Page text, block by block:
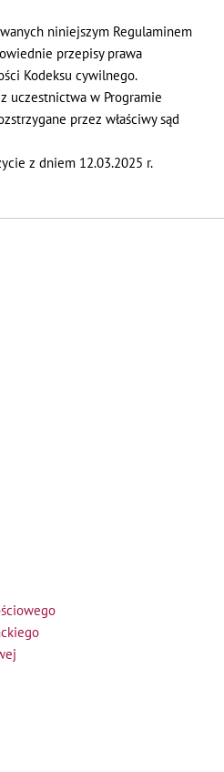
niniejszym Regulaminem
przepisy prawa
Kodeksu cywilnego.
uczestnictwa w Programie
przez właściwy sąd
z dniem 12.03.2025 r.